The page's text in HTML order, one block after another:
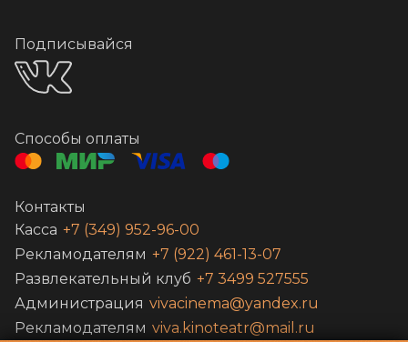
Подписывайся
Способы оплаты
Контакты
Касса +7 (349) 952-96-00
Рекламодателям +7 (922) 461-13-07
Развлекательный клуб +7 3499 527555
Администрация vivacinema@yandex.ru
Рекламодателям viva.kinoteatr@mail.ru